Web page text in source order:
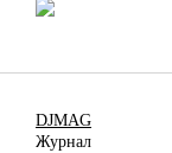
DJMAG
Журнал